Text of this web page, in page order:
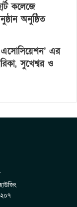
কলেজে
অনুষ্ঠিত
এসোসিয়েশন’ এর
সুখেশ্বর ও